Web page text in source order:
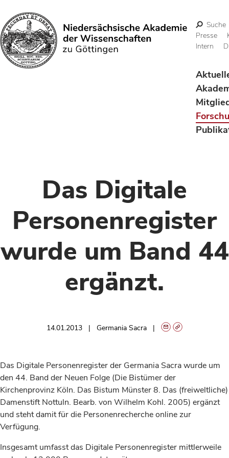
Suchen
Suche
Presse
Intern
Das Digitale
Personenregister
wurde um Band 44
ergänzt.
14.01.2013 Germania Sacra
Das Digitale Personenregister der Germania Sacra wurde um
den 44. Band der Neuen Folge (Die Bistümer der
Kirchenprovinz Köln. Das Bistum Münster 8. Das (freiweltliche)
Damenstift Nottuln. Bearb. von Wilhelm Kohl. 2005) ergänzt
und steht damit für die Personenrecherche online zur
Verfügung.
Insgesamt umfasst das Digitale Personenregister mittlerweile